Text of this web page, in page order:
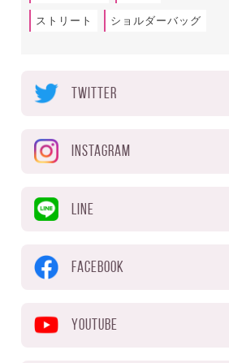
ストリート ショルダーバッグ
TWITTER
INSTAGRAM
LINE
FACEBOOK
YOUTUBE